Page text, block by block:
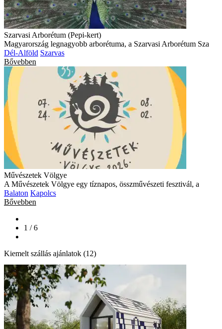
Szarvasi Arborétum (Pepi-kert)
Magyarország legnagyobb arborétuma, a Szarvasi Arborétum Sza
Dél-Alföld Szarvas
Bővebben
Művészetek Völgye
A Művészetek Völgye egy tíznapos, összművészeti fesztivál, a
Balaton Kapolcs
Bővebben
1 / 6
Kiemelt szállás ajánlatok (12)